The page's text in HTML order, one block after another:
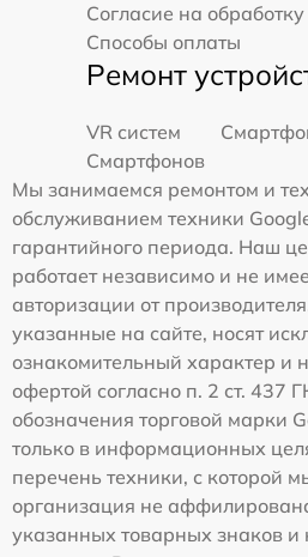
Согласие на
Способы оплаты
Ремонт
VR систем
Смартфонов
Мы занимаемся ремонтом и
обслуживанием техники
гарантийного периода. Наш
работает независимо и не
авторизации от
указанные на сайте, носят
ознакомительный характер и
офертой согласно п. 2 ст. 437
обозначения торговой марки
только в информационных
перечень техники, с которой
организация не
указанных товарных знаков и